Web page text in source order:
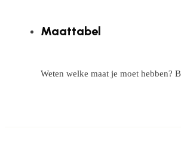
Maattabel
Weten welke maat je moet hebben?